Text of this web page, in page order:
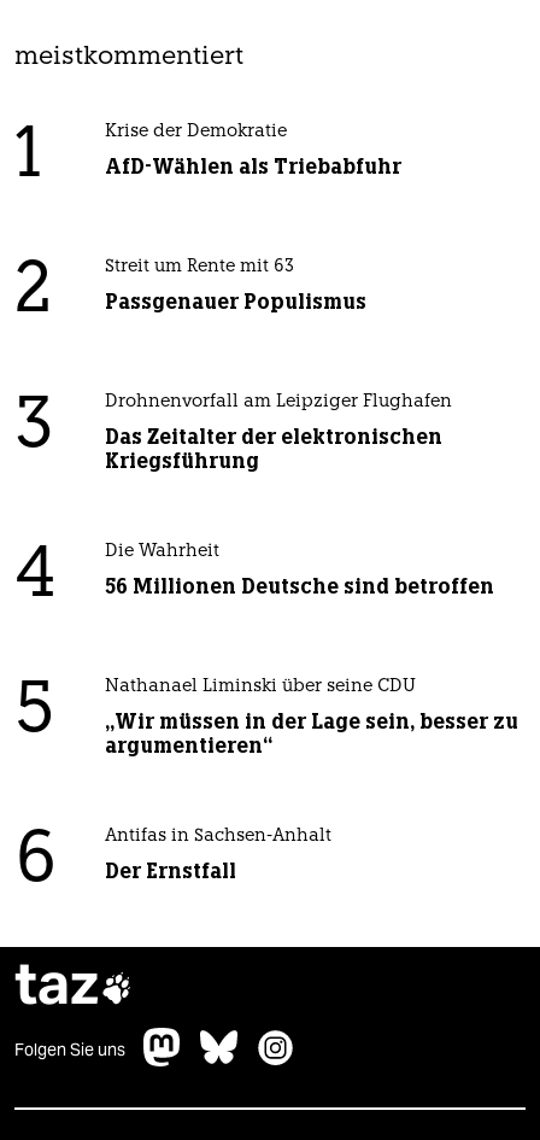
meistkommentiert
1 Krise der Demokratie
AfD-Wählen als Triebabfuhr
2 Streit um Rente mit 63
Passgenauer Populismus
3 Drohnenvorfall am Leipziger Flughafen
Das Zeitalter der elektronischen
Kriegsführung
4 Die Wahrheit
56 Millionen Deutsche sind betroffen
5 Nathanael Liminski über seine CDU
„Wir müssen in der Lage sein, besser zu
argumentieren“
6 Antifas in Sachsen-Anhalt
Der Ernstfall
taz
Folgen Sie uns